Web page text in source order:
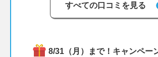
すべての口コミを見る
8/31（月）まで！キャンペー